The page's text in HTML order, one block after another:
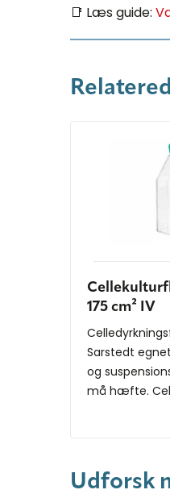
📑 Læs guide:
175 cm² IV
Sarstedt
og
må hæfte.
Udforsk